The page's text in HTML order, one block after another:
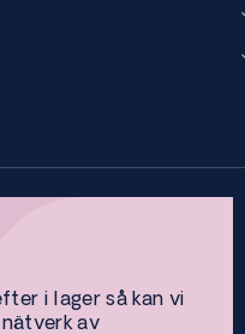
i lager så kan vi
av